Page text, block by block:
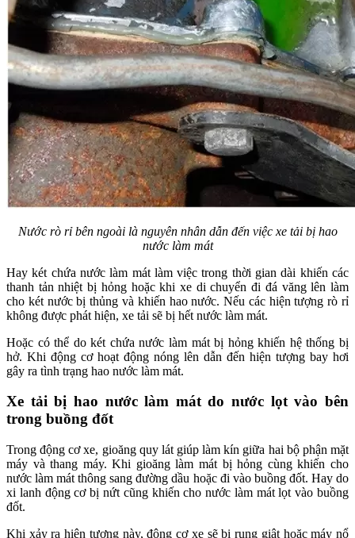
Nước rò rỉ bên ngoài là nguyên nhân dẫn đến việc xe tải bị hao
nước làm mát
Hay két chứa nước làm mát làm việc trong thời gian dài khiến các
thanh tản nhiệt bị hỏng hoặc khi xe di chuyển đi đá văng lên làm
cho két nước bị thủng và khiến hao nước. Nếu các hiện tượng rò rỉ
không được phát hiện, xe tải sẽ bị hết nước làm mát.
Hoặc có thể do két chứa nước làm mát bị hỏng khiến hệ thống bị
hở. Khi động cơ hoạt động nóng lên dẫn đến hiện tượng bay hơi
gây ra tình trạng hao nước làm mát.
Xe tải bị hao nước làm mát do nước lọt vào bên
trong buồng đốt
Trong động cơ xe, gioăng quy lát giúp làm kín giữa hai bộ phận mặt
máy và thang máy. Khi gioăng làm mát bị hỏng cùng khiến cho
nước làm mát thông sang đường dầu hoặc đi vào buồng đốt. Hay do
xi lanh động cơ bị nứt cũng khiến cho nước làm mát lọt vào buồng
đốt.
Khi xảy ra hiện tượng này, động cơ xe sẽ bị rung giật hoặc máy nổ